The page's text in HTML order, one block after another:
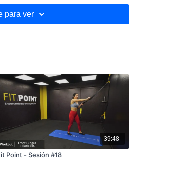
para ver
39:48
Point - Sesión #18